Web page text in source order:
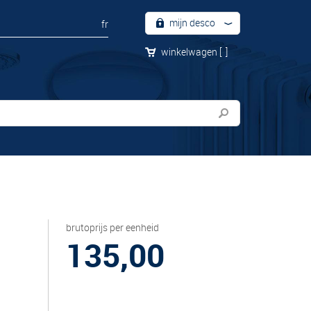
fr mijn desco
winkelwagen [ ]
brutoprijs per eenheid
135,00